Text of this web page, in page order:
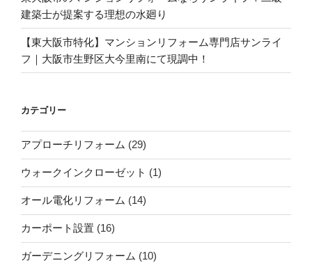
建築士が提案する理想の水廻り
【東大阪市特化】マンションリフォーム専門店サンライ
フ｜大阪市生野区大今里南にて現調中！
カテゴリー
アプローチリフォーム (29)
ウォークインクローゼット (1)
オール電化リフォーム (14)
カーポート設置 (16)
ガーデニングリフォーム (10)